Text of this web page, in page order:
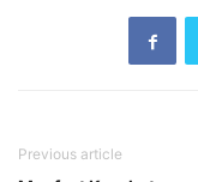
Previous article